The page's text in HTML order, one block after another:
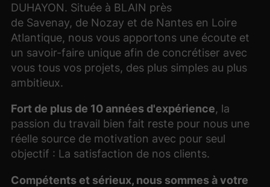
DUHAYON. Située à BLAIN près
de Savenay, de Nozay et de Nantes en Loire
Atlantique, nous vous apportons une écoute et
un savoir-faire unique afin de concrétiser avec
vous tous vos projets, des plus simples au plus
ambitieux.
Fort de plus de 10 années d'expérience, la
passion du travail bien fait reste pour nous une
réelle source de motivation avec pour seul
objectif : La satisfaction de nos clients.
Compétents et sérieux, nous sommes à votre